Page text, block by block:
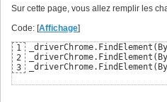
Sur cette page, vous allez remplir les
Code: [Affichage]
1
2
3
_driverChrome.FindElement (
_driverChrome.FindElement (
_driverChrome.FindElement (